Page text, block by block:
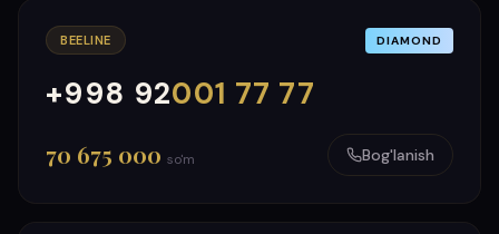
BEELINE DIAMOND
+998 92001 77 77
000
999
70 675 000 so'm Bog'lanish